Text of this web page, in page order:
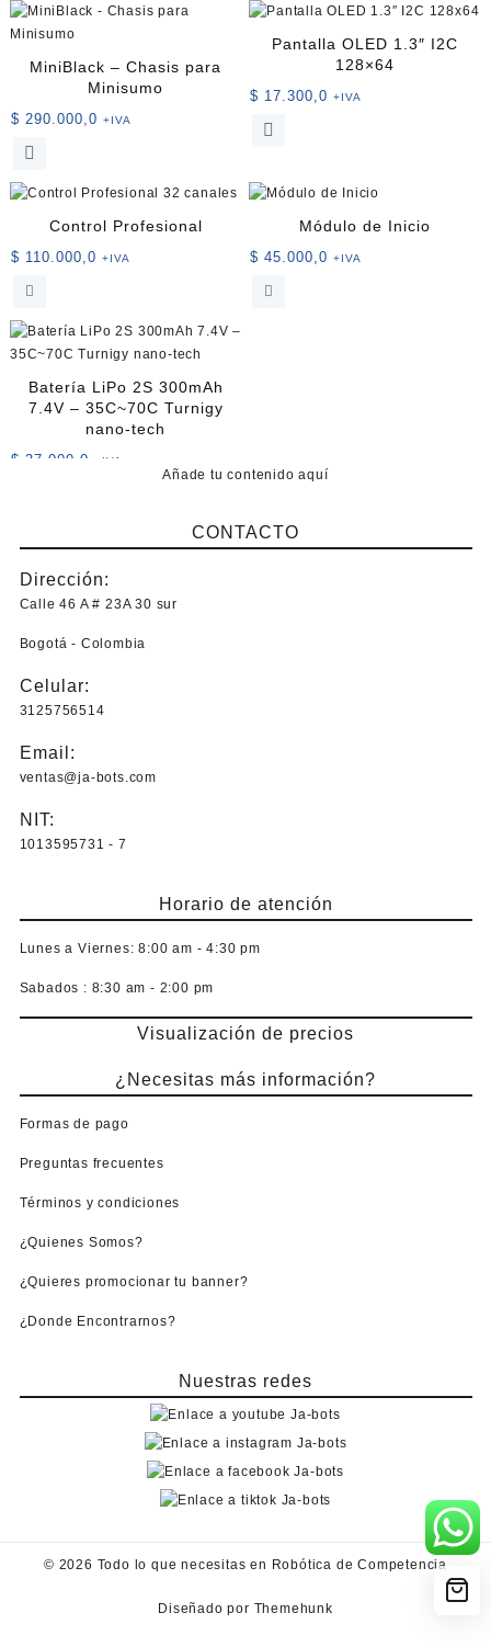
MiniBlack – Chasis para
Minisumo
$ 290.000,0 +IVA
Este
tiene
Las
opciones
pueden
elegir
Pantalla OLED 1.3″ I2C
128×64
$ 17.300,0 +IVA
Este
múltiples
opciones
Control Profesional
$ 110.000,0 +IVA
Módulo de Inicio
$ 45.000,0 +IVA
Batería LiPo 2S 300mAh
7.4V – 35C~70C Turnigy
nano-tech
$ 37.000,0 +IVA
Añade tu contenido aquí
CONTACTO
Dirección:
Calle 46 A # 23A 30 sur
Bogotá - Colombia
Celular:
3125756514
Email:
ventas@ja-bots.com
NIT:
1013595731 - 7
Horario de atención
Lunes a Viernes: 8:00 am - 4:30 pm
Sabados : 8:30 am - 2:00 pm
Visualización de precios
¿Necesitas más información?
Formas de pago
Preguntas frecuentes
Términos y condiciones
¿Quienes Somos?
¿Quieres promocionar tu banner?
¿Donde Encontrarnos?
Nuestras redes
© 2026 Todo lo que necesitas en Robótica de Competencia
Diseñado por Themehunk